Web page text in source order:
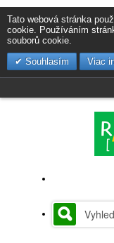
Tato webová stránka
cookie. Používáním
souborů cookie.
Souhlasím
Viac